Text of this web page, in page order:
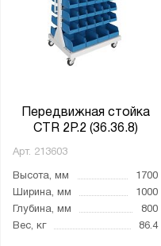
Передвижная стойка
CTR 2P.2 (36.36.8)
Арт. 213603
Высота, мм
1700
Ширина, мм
1000
Глубина, мм
800
Вес, кг
86.4
Ширина, мм:
от до
Цвет:
Светло-серый
Телегрей 4